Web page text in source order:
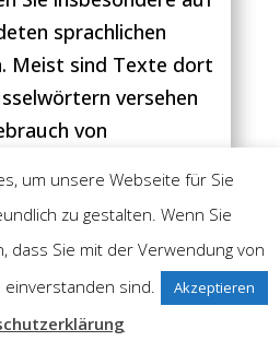
sprachlichen
Meist sind Texte dort
versehen
von
an den Usern aus
Sie sich
Plattformen Ihre
um unsere Webseite für Sie
zu gestalten. Wenn Sie
dass Sie mit der Verwendung von
einverstanden sind.
Akzeptieren